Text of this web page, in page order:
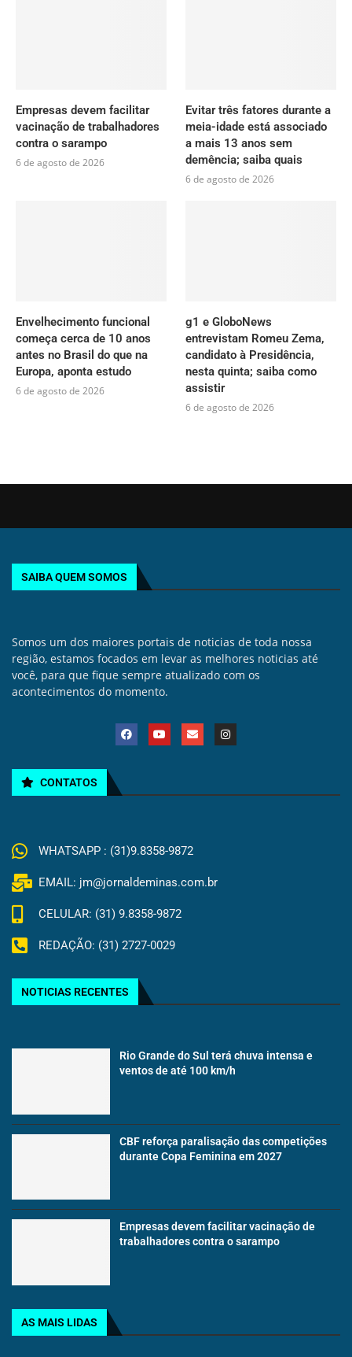
Empresas devem facilitar
vacinação de trabalhadores
contra o sarampo
6 de agosto de 2026
Evitar três fatores durante a
meia-idade está associado
a mais 13 anos sem
demência; saiba quais
6 de agosto de 2026
Envelhecimento funcional
começa cerca de 10 anos
antes no Brasil do que na
Europa, aponta estudo
6 de agosto de 2026
g1 e GloboNews
entrevistam Romeu Zema,
candidato à Presidência,
nesta quinta; saiba como
assistir
6 de agosto de 2026
SAIBA QUEM SOMOS
Somos um dos maiores portais de noticias de toda nossa
região, estamos focados em levar as melhores noticias até
você, para que fique sempre atualizado com os
acontecimentos do momento.
CONTATOS
WHATSAPP : (31)9.8358-9872
EMAIL: jm@jornaldeminas.com.br
CELULAR: (31) 9.8358-9872
REDAÇÃO: (31) 2727-0029
NOTICIAS RECENTES
Rio Grande do Sul terá chuva intensa e
ventos de até 100 km/h
CBF reforça paralisação das competições
durante Copa Feminina em 2027
Empresas devem facilitar vacinação de
trabalhadores contra o sarampo
AS MAIS LIDAS